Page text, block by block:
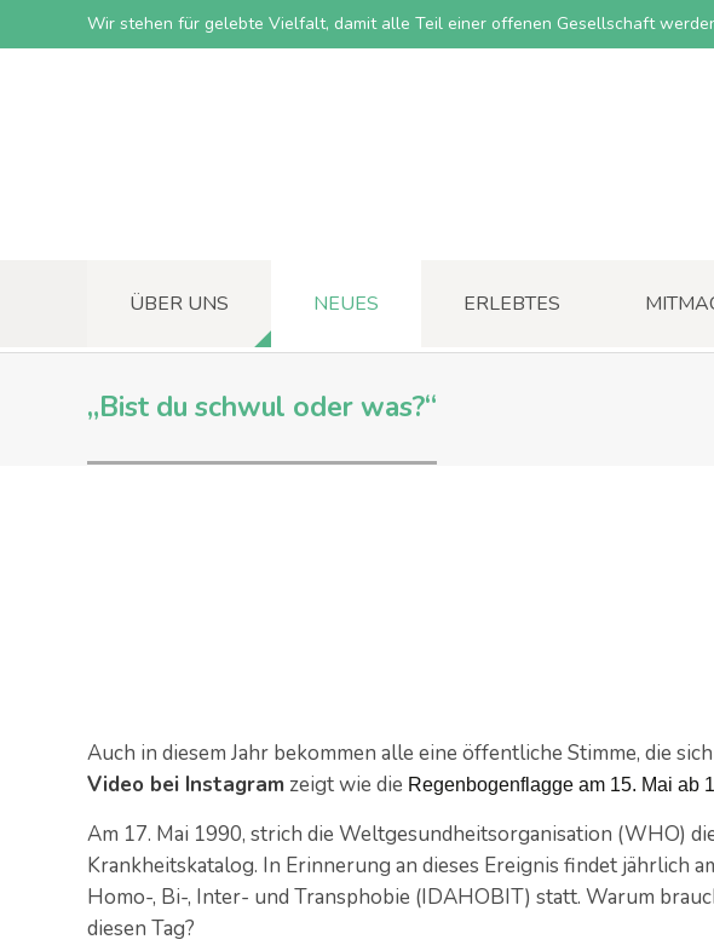
Wir stehen für gelebte Vielfalt, damit alle Teil einer offenen Gesellschaft
ÜBER UNS NEUES ERLEBTES
„Bist du schwul oder was?“
Auch in diesem Jahr bekommen alle eine öffentliche Stimme, die
Video bei Instagram zeigt wie die Regenbogenflagge am 15. Mai ab
Am 17. Mai 1990, strich die Weltgesundheitsorganisation (WHO)
Krankheitskatalog. In Erinnerung an dieses Ereignis findet jährlich
Homo-, Bi-, Inter- und Transphobie (IDAHOBIT) statt. Warum
diesen Tag?